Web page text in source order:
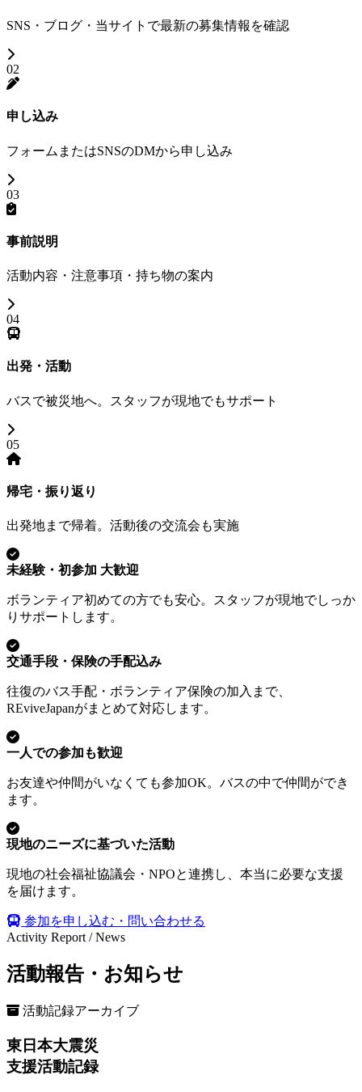
SNS・ブログ・当サイトで最新の募集情報を確認
02
申し込み
フォームまたはSNSのDMから申し込み
03
事前説明
活動内容・注意事項・持ち物の案内
04
出発・活動
バスで被災地へ。スタッフが現地でもサポート
05
帰宅・振り返り
出発地まで帰着。活動後の交流会も実施
未経験・初参加 大歓迎
ボランティア初めての方でも安心。スタッフが現地でしっか
りサポートします。
交通手段・保険の手配込み
往復のバス手配・ボランティア保険の加入まで、
REviveJapanがまとめて対応します。
一人での参加も歓迎
お友達や仲間がいなくても参加OK。バスの中で仲間ができ
ます。
現地のニーズに基づいた活動
現地の社会福祉協議会・NPOと連携し、本当に必要な支援
を届けます。
参加を申し込む・問い合わせる
Activity Report / News
活動報告・お知らせ
活動記録アーカイブ
東日本大震災
支援活動記録